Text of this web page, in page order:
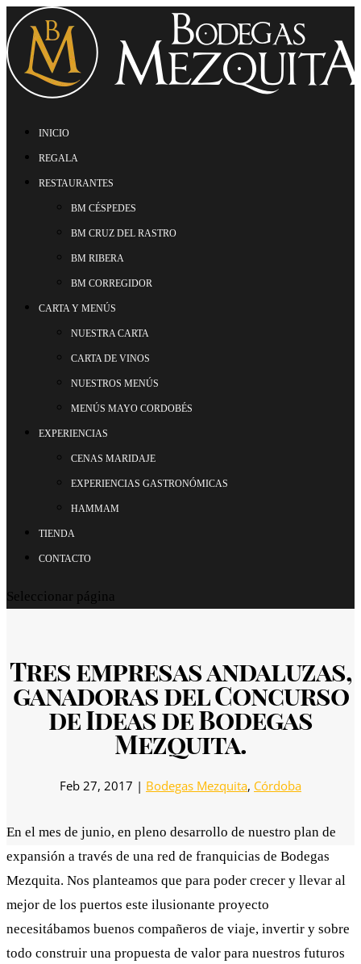
INICIO
REGALA
RESTAURANTES
BM CÉSPEDES
BM CRUZ DEL RASTRO
BM RIBERA
BM CORREGIDOR
CARTA Y MENÚS
NUESTRA CARTA
CARTA DE VINOS
NUESTROS MENÚS
MENÚS MAYO CORDOBÉS
EXPERIENCIAS
CENAS MARIDAJE
EXPERIENCIAS GASTRONÓMICAS
HAMMAM
TIENDA
CONTACTO
Seleccionar página
Tres empresas andaluzas,
ganadoras del Concurso
de Ideas de Bodegas
Mezquita.
Feb 27, 2017 | Bodegas Mezquita, Córdoba
En el mes de junio, en pleno desarrollo de nuestro plan de
expansión a través de una red de franquicias de Bodegas
Mezquita. Nos planteamos que para poder crecer y llevar al
mejor de los puertos este ilusionante proyecto
necesitábamos buenos compañeros de viaje, invertir y sobre
todo construir una propuesta de valor para nuestros futuros